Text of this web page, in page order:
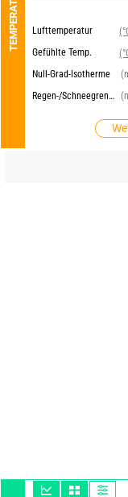
TEMPERATUR Lufttemperatur
Gefühlte Temp.
Null-Grad-Isotherme
Regen-/Schneegrenze